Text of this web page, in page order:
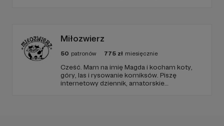
Miłozwierz
50 patronów 775 zł miesięcznie
Cześć. Mam na imię Magda i kocham koty,
góry, las i rysowanie komiksów. Piszę
internetowy dziennik, amatorskie